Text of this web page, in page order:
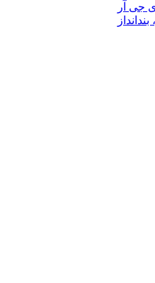
جی آر
بندانداز